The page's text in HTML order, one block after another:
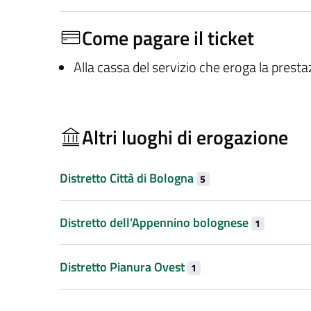
Come pagare il ticket
Alla cassa del servizio che eroga la
Altri luoghi di erogazione
Distretto Città di Bologna 5
Distretto dell’Appennino bolognese 1
Distretto Pianura Ovest 1